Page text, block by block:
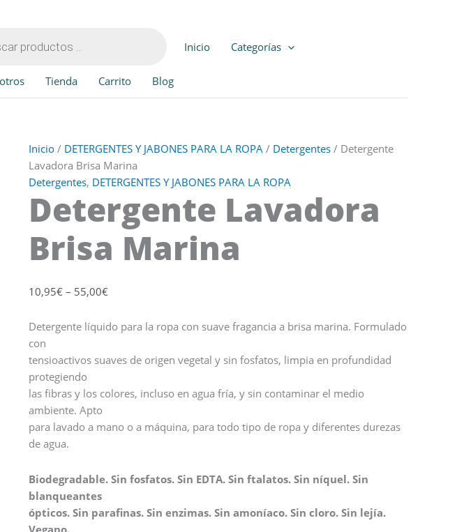
Inicio Categorías
Tienda Carrito Blog
Inicio / DETERGENTES Y JABONES PARA LA ROPA / Detergentes / Detergente
Lavadora Brisa Marina
Detergentes, DETERGENTES Y JABONES PARA LA ROPA
Detergente Lavadora
Brisa Marina
10,95€ – 55,00€
Detergente líquido para la ropa con suave fragancia a brisa marina. Formulado
con
tensioactivos suaves de origen vegetal y sin fosfatos, limpia en profundidad
protegiendo
las fibras y los colores, incluso en agua fría, y sin contaminar el medio
ambiente. Apto
para lavado a mano o a máquina, para todo tipo de ropa y diferentes durezas
de agua.
Biodegradable. Sin fosfatos. Sin EDTA. Sin ftalatos. Sin níquel. Sin
blanqueantes
ópticos. Sin parafinas. Sin enzimas. Sin amoníaco. Sin cloro. Sin lejía.
Vegano.
Brisa
cantidad